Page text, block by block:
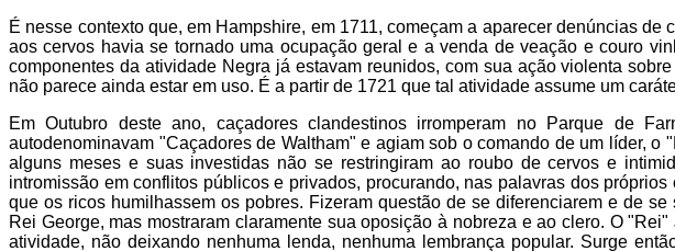
É nesse contexto que, em Hampshire, em 1711, começam a aparecer denúncias
aos cervos havia se tornado uma ocupação geral e a venda de veação e couro
componentes da atividade Negra já estavam reunidos, com sua ação violenta
não parece ainda estar em uso. É a partir de 1721 que tal atividade assume um
Em Outubro deste ano, caçadores clandestinos irromperam no Parque de
autodenominavam "Caçadores de Waltham" e agiam sob o comando de um líder, o
alguns meses e suas investidas não se restringiram ao roubo de cervos e
intromissão em conflitos públicos e privados, procurando, nas palavras dos
que os ricos humilhassem os pobres. Fizeram questão de se diferenciarem e de
Rei George, mas mostraram claramente sua oposição à nobreza e ao clero. O
atividade, não deixando nenhuma lenda, nenhuma lembrança popular. Surge